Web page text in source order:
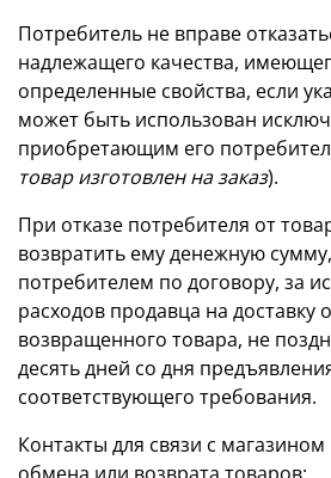
Потребитель не вправе
надлежащего качества,
определенные свойства, если
может быть использован
приобретающим его
товар изготовлен на заказ).
При отказе потребителя от
возвратить ему денежную
потребителем по договору, за
расходов продавца на доставку
возвращенного товара, не
десять дней со дня
соответствующего требования.
Контакты для связи с